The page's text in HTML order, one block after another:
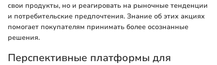
свои продукты, но и реагировать на рыночные тенденции
и потребительские предпочтения. Знание об этих акциях
помогает покупателям принимать более осознанные
решения.
Перспективные платформы для